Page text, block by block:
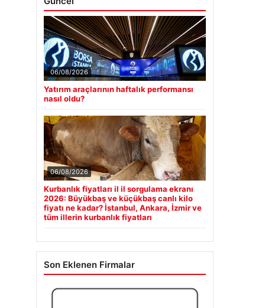
06/08/2026
Yatırım araçlarının haftalık performansı
nasıl oldu?
06/08/2026
Kurbanlık fiyatları il il sorgulama ekranı
2026: Büyükbaş ve küçükbaş canlı kilo
fiyatı ne kadar? İstanbul, Ankara, İzmir ve
tüm illerin kurbanlık fiyatları
Son Eklenen Firmalar